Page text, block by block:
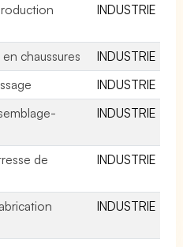
INDUSTRIE
chaussures
INDUSTRIE
INDUSTRIE
INDUSTRIE
de
INDUSTRIE
INDUSTRIE